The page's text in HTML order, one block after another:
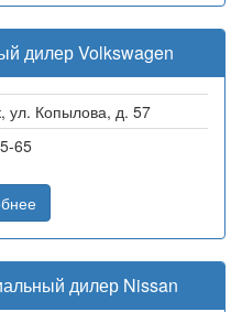
дилер Volkswagen
ул. Копылова, д. 57
65
дилер Nissan